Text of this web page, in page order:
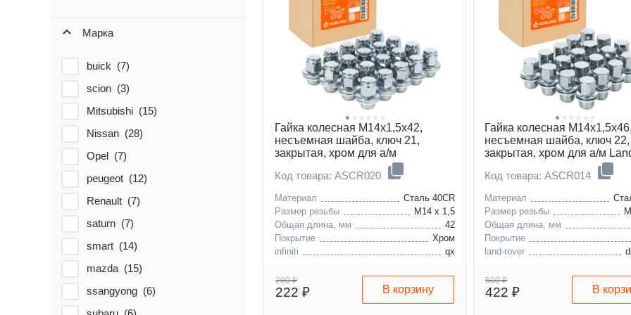
Марка
buick (7)
scion (3)
Mitsubishi (15)
Nissan (28)
Opel (7)
peugeot (12)
Renault (7)
saturn (7)
smart (14)
mazda (15)
ssangyong (6)
Гайка колесная M14x1,5x42,
несъемная шайба, ключ 21,
закрытая, хром для а/м
Код товара: ASCR020
Материал
Сталь 40CR
Размер резьбы
M14 x 1,5
Общая длина, мм
42
Покрытие
Хром
infiniti
qx
280 ₽
222 ₽ В корзину
Гайка колесная
несъемная шайба, ключ 22,
закрытая, хром для а/м
Код товара: ASCR014
Материал
Размер резьбы
Общая длина, мм
Покрытие
land-rover
500 ₽
422 ₽ В